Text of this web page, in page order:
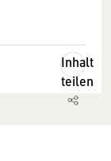
Inhalt
teilen